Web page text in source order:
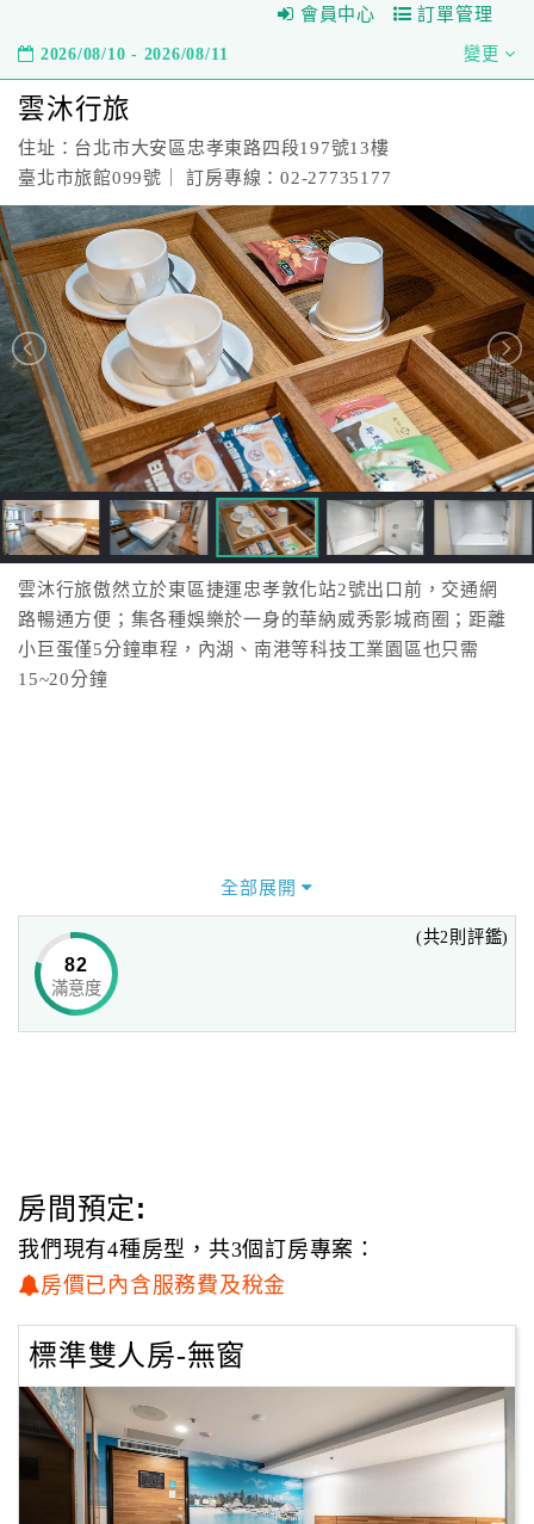
會員中心 訂單管理
2026/08/10 - 2026/08/11 變更
雲沐行旅
住址：台北市大安區忠孝東路四段197號13樓
臺北市旅館099號｜ 訂房專線：02-27735177
雲沐行旅傲然立於東區捷運忠孝敦化站2號出口前，交通網
路暢通方便；集各種娛樂於一身的華納威秀影城商圈；距離
小巨蛋僅5分鐘車程，內湖、南港等科技工業園區也只需
15~20分鐘
全部展開
82
滿意度
(共2則評鑑)
房間預定:
我們現有4種房型，共3個訂房專案：
房價已內含服務費及稅金
標準雙人房-無窗